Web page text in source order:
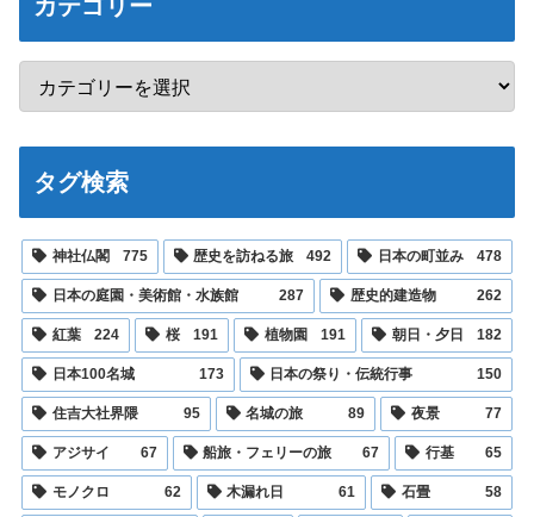
カテゴリー
タグ検索
神社仏閣 775 歴史を訪ねる旅 492 日本の町並み 478
日本の庭園・美術館・水族館 287 歴史的建造物 262
紅葉 224 桜 191 植物園 191 朝日・夕日 182
日本100名城 173 日本の祭り・伝統行事 150
住吉大社界隈 95 名城の旅 89 夜景 77
アジサイ 67 船旅・フェリーの旅 67 行基 65
モノクロ 62 木漏れ日 61 石畳 58